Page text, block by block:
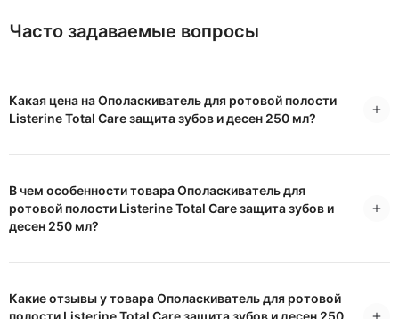
Часто задаваемые вопросы
Какая цена на Ополаскиватель для ротовой полости
Listerine Total Care защита зубов и десен 250 мл?
В чем особенности товара Ополаскиватель для
ротовой полости Listerine Total Care защита зубов и
десен 250 мл?
Какие отзывы у товара Ополаскиватель для ротовой